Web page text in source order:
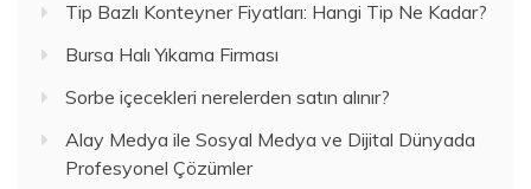
Tip Bazlı Konteyner Fiyatları: Hangi Tip Ne Kadar?
Bursa Halı Yıkama Firması
Sorbe içecekleri nerelerden satın alınır?
Alay Medya ile Sosyal Medya ve Dijital Dünyada
Profesyonel Çözümler